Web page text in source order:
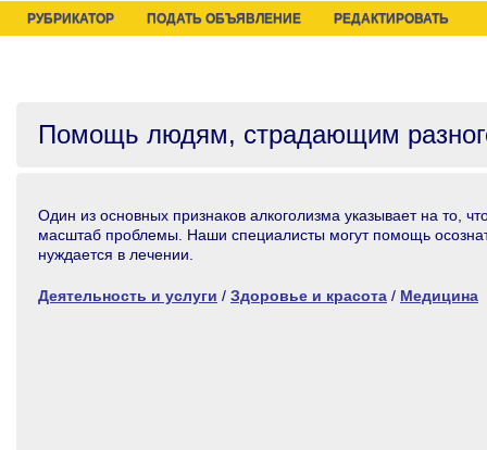
РУБРИКАТОР ПОДАТЬ ОБЪЯВЛЕНИЕ РЕДАКТИРОВАТЬ
Помощь людям, страдающим
Один из основных признаков алкоголизма указывает на то,
масштаб проблемы. Наши специалисты могут помощь
нуждается в лечении.
Деятельность и услуги / Здоровье и красота / Медицина